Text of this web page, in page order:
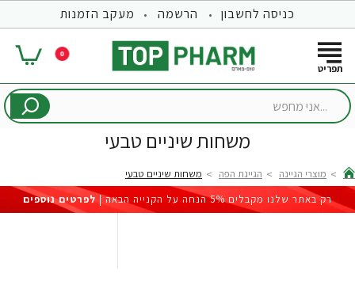
כניסה לחשבון הרשמה מעקב הזמנות
0
...אני
משחות שיניים טבעי
home
מוצרי הגיינה הגיינת הפה
משחות שיניים טבעי
רק באתר שלנו מקבלים 5% הנחה על הקנייה הבאה |
לפרטים נוספים